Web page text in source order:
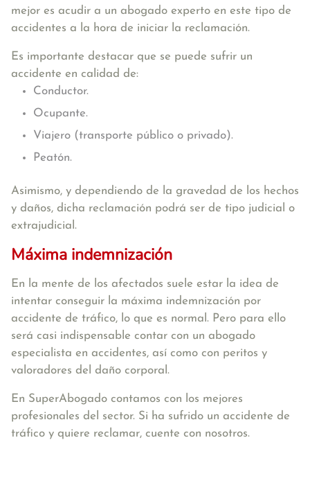
mejor es acudir a un abogado experto en este tipo de
accidentes a la hora de iniciar la reclamación.
Es importante destacar que se puede sufrir un
accidente en calidad de:
Conductor.
Ocupante.
Viajero (transporte público o privado).
Peatón.
Asimismo, y dependiendo de la gravedad de los hechos
y daños, dicha reclamación podrá ser de tipo judicial o
extrajudicial.
Máxima indemnización
En la mente de los afectados suele estar la idea de
intentar conseguir la máxima indemnización por
accidente de tráfico, lo que es normal. Pero para ello
será casi indispensable contar con un abogado
especialista en accidentes, así como con peritos y
valoradores del daño corporal.
En SuperAbogado contamos con los mejores
profesionales del sector. Si ha sufrido un accidente de
tráfico y quiere reclamar, cuente con nosotros.